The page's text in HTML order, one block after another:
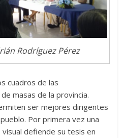
Rodríguez Pérez
cuadros de las
masas de la provincia.
ser mejores dirigentes
Por primera vez una
defiende su tesis en